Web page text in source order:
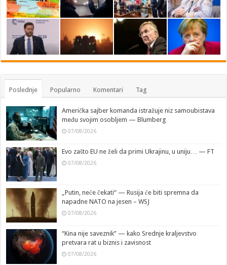
Poslednje Popularno Komentari Tag
Američka sajber komanda istražuje niz samoubistava
među svojim osobljem — Blumberg
07/08/2026
Evo zašto EU ne želi da primi Ukrajinu, u uniju… — FT
07/08/2026
„Putin, neće čekati“ — Rusija će biti spremna da
napadne NATO na jesen – WSJ
07/08/2026
“Kina nije saveznik” — kako Srednje kraljevstvo
pretvara rat u biznis i zavisnost
07/08/2026